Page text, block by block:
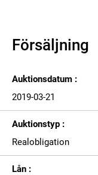
Försäljning
Auktionsdatum :
2019-03-21
Auktionstyp :
Realobligation
Lån :